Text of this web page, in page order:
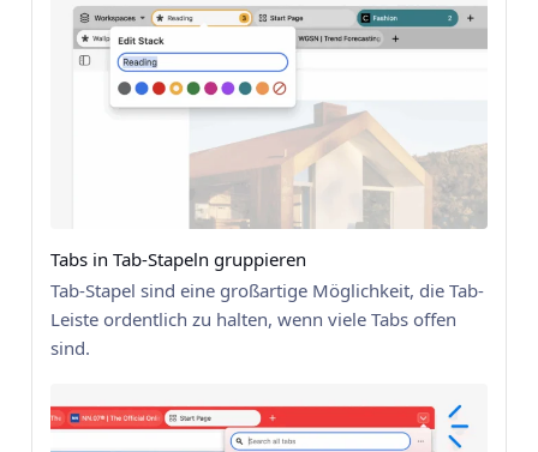
Tabs in Tab-Stapeln gruppieren
Tab-Stapel sind eine großartige Möglichkeit, die Tab-
Leiste ordentlich zu halten, wenn viele Tabs offen
sind.